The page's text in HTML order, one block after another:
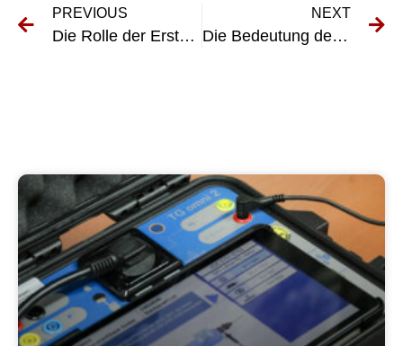
PREVIOUS
Die Rolle der Erstprüfung elektrischer Geräte bei der Verhinderung von Elektrounfällen
NEXT
Die Bedeutung der UVV-Prüfung im Logistikbetrieb verstehen